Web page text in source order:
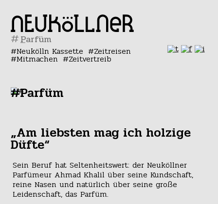
#
Neukölln Kassette Zeitreisen
Mitmachen Zeitvertreib
#Parfüm
„Am liebsten mag ich holzige
Düfte“
Sein Beruf hat Seltenheitswert: der Neuköllner
Parfümeur Ahmad Khalil über seine Kundschaft,
reine Nasen und natürlich über seine große
Leidenschaft, das Parfüm.